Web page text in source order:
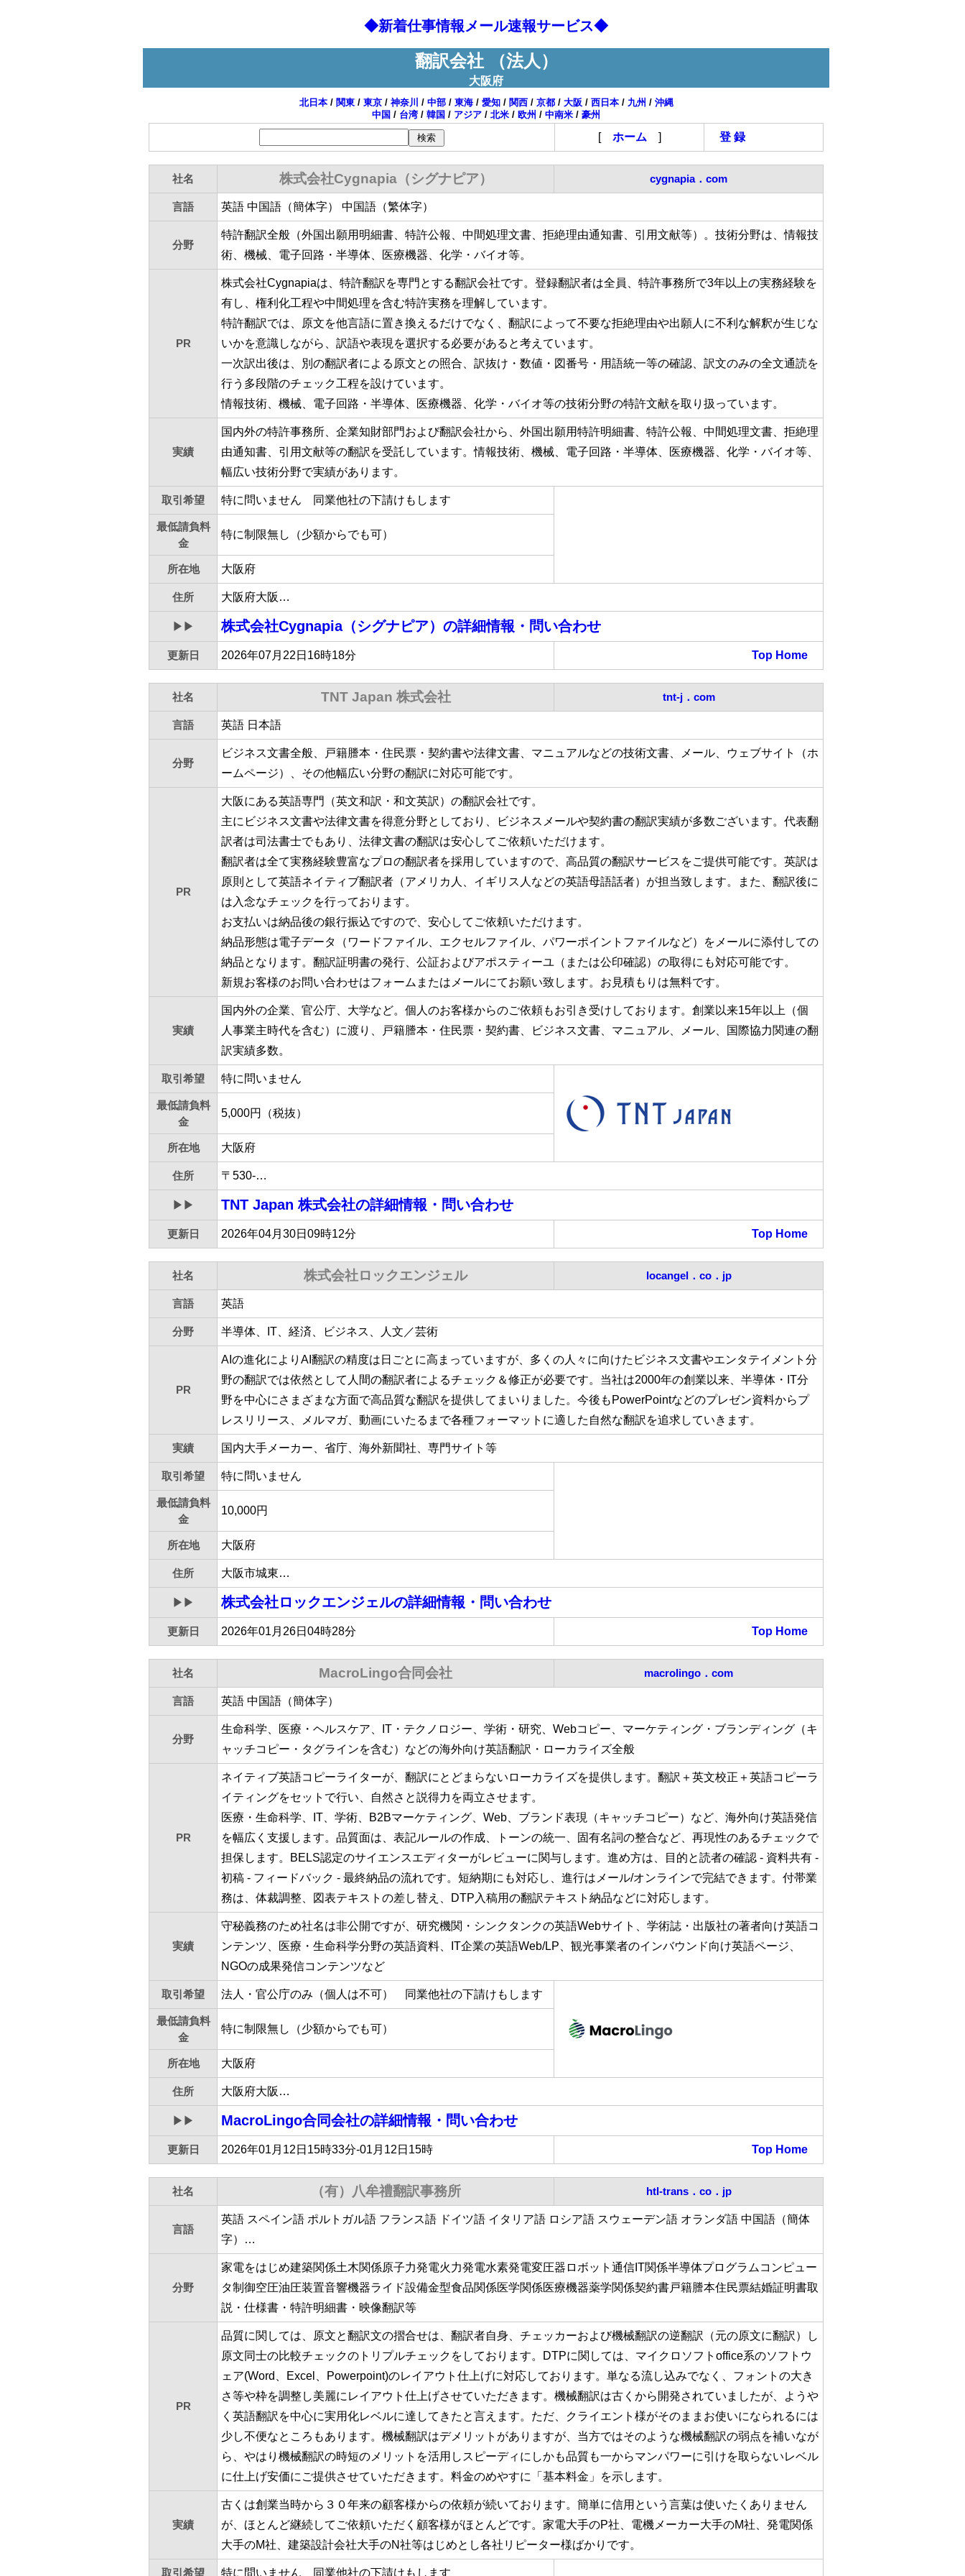
◆新着仕事情報メール速報サービス◆
翻訳会社 （法人）
大阪府
北日本/ 関東/ 東京/ 神奈川 / 中部/ 東海/ 愛知/ 関西/ 京都/ 大阪 / 西日本/ 九州 / 沖縄
中国 / 台湾 / 韓国 / アジア / 北米 / 欧州 / 中南米 / 豪州
[ ホーム ] 登 録
社名 株式会社Cygnapia（シグナピア） cygnapia．com
言語 英語 中国語（簡体字） 中国語（繁体字）
分野
特許翻訳全般（外国出願用明細書、特許公報、中間処理文書、拒絶理由通知書、引用文献等）。技術分野は、情報技
術、機械、電子回路・半導体、医療機器、化学・バイオ等。
PR
株式会社Cygnapiaは、特許翻訳を専門とする翻訳会社です。登録翻訳者は全員、特許事務所で3年以上の実務経験を
有し、権利化工程や中間処理を含む特許実務を理解しています。
特許翻訳では、原文を他言語に置き換えるだけでなく、翻訳によって不要な拒絶理由や出願人に不利な解釈が生じな
いかを意識しながら、訳語や表現を選択する必要があると考えています。
一次訳出後は、別の翻訳者による原文との照合、訳抜け・数値・図番号・用語統一等の確認、訳文のみの全文通読を
行う多段階のチェック工程を設けています。
情報技術、機械、電子回路・半導体、医療機器、化学・バイオ等の技術分野の特許文献を取り扱っています。
実績
国内外の特許事務所、企業知財部門および翻訳会社から、外国出願用特許明細書、特許公報、中間処理文書、拒絶理
由通知書、引用文献等の翻訳を受託しています。情報技術、機械、電子回路・半導体、医療機器、化学・バイオ等、
幅広い技術分野で実績があります。
取引希望 特に問いません 同業他社の下請けもします
最低請負料
金
特に制限無し（少額からでも可）
所在地 大阪府
住所 大阪府大阪…
▶▶ 株式会社Cygnapia（シグナピア） の詳細情報・問い合わせ
更新日 2026年07月22日16時18分 Top Home
社名 TNT Japan 株式会社 tnt-j．com
言語 英語 日本語
分野
ビジネス文書全般、戸籍謄本・住民票・契約書や法律文書、マニュアルなどの技術文書、メール、ウェブサイト（ホ
ームページ）、その他幅広い分野の翻訳に対応可能です。
PR
大阪にある英語専門（英文和訳・和文英訳）の翻訳会社です。
主にビジネス文書や法律文書を得意分野としており、ビジネスメールや契約書の翻訳実績が多数ございます。代表翻
訳者は司法書士でもあり、法律文書の翻訳は安心してご依頼いただけます。
翻訳者は全て実務経験豊富なプロの翻訳者を採用していますので、高品質の翻訳サービスをご提供可能です。英訳は
原則として英語ネイティブ翻訳者（アメリカ人、イギリス人などの英語母語話者）が担当致します。また、翻訳後に
は入念なチェックを行っております。
お支払いは納品後の銀行振込ですので、安心してご依頼いただけます。
納品形態は電子データ（ワードファイル、エクセルファイル、パワーポイントファイルなど）をメールに添付しての
納品となります。翻訳証明書の発行、公証およびアポスティーユ（または公印確認）の取得にも対応可能です。
新規お客様のお問い合わせはフォームまたはメールにてお願い致します。お見積もりは無料です。
実績
国内外の企業、官公庁、大学など。個人のお客様からのご依頼もお引き受けしております。創業以来15年以上（個
人事業主時代を含む）に渡り、戸籍謄本・住民票・契約書、ビジネス文書、マニュアル、メール、国際協力関連の翻
訳実績多数。
取引希望 特に問いません
最低請負料
金
5,000円（税抜）
所在地 大阪府
住所 〒530-…
▶▶ TNT Japan 株式会社の詳細情報・問い合わせ
更新日 2026年04月30日09時12分 Top Home
社名 株式会社ロックエンジェル locangel．co．jp
言語 英語
分野 半導体、IT、経済、ビジネス、人文／芸術
PR
AIの進化によりAI翻訳の精度は日ごとに高まっていますが、多くの人々に向けたビジネス文書やエンタテイメント分
野の翻訳では依然として人間の翻訳者によるチェック＆修正が必要です。当社は2000年の創業以来、半導体・IT分
野を中心にさまざまな方面で高品質な翻訳を提供してまいりました。今後もPowerPointなどのプレゼン資料からプ
レスリリース、メルマガ、動画にいたるまで各種フォーマットに適した自然な翻訳を追求していきます。
実績 国内大手メーカー、省庁、海外新聞社、専門サイト等
取引希望 特に問いません
最低請負料
金
10,000円
所在地 大阪府
住所 大阪市城東…
▶▶ 株式会社ロックエンジェルの詳細情報・問い合わせ
更新日 2026年01月26日04時28分 Top Home
社名 MacroLingo合同会社 macrolingo．com
言語 英語 中国語（簡体字）
分野
生命科学、医療・ヘルスケア、IT・テクノロジー、学術・研究、Webコピー、マーケティング・ブランディング（キ
ャッチコピー・タグラインを含む）などの海外向け英語翻訳・ローカライズ全般
PR
ネイティブ英語コピーライターが、翻訳にとどまらないローカライズを提供します。翻訳＋英文校正＋英語コピーラ
イティングをセットで行い、自然さと説得力を両立させます。
医療・生命科学、IT、学術、B2Bマーケティング、Web、ブランド表現（キャッチコピー）など、海外向け英語発信
を幅広く支援します。品質面は、表記ルールの作成、トーンの統一、固有名詞の整合など、再現性のあるチェックで
担保します。BELS認定のサイエンスエディターがレビューに関与します。進め方は、目的と読者の確認 - 資料共有 -
初稿 - フィードバック - 最終納品の流れです。短納期にも対応し、進行はメール/オンラインで完結できます。付帯業
務は、体裁調整、図表テキストの差し替え、DTP入稿用の翻訳テキスト納品などに対応します。
実績
守秘義務のため社名は非公開ですが、研究機関・シンクタンクの英語Webサイト、学術誌・出版社の著者向け英語コ
ンテンツ、医療・生命科学分野の英語資料、IT企業の英語Web/LP、観光事業者のインバウンド向け英語ページ、
NGOの成果発信コンテンツなど
取引希望 法人・官公庁のみ（個人は不可） 同業他社の下請けもします
最低請負料
金
特に制限無し（少額からでも可）
所在地 大阪府
住所 大阪府大阪…
▶▶ MacroLingo合同会社の詳細情報・問い合わせ
更新日 2026年01月12日15時33分-01月12日15時 Top Home
社名 （有）八牟禮翻訳事務所 htl-trans．co．jp
言語
英語 スペイン語 ポルトガル語 フランス語 ドイツ語 イタリア語 ロシア語 スウェーデン語 オランダ語 中国語（簡体
字）…
分野
家電をはじめ建築関係土木関係原子力発電火力発電水素発電変圧器ロボット通信IT関係半導体プログラムコンピュー
タ制御空圧油圧装置音響機器ライド設備金型食品関係医学関係医療機器薬学関係契約書戸籍謄本住民票結婚証明書取
説・仕様書・特許明細書・映像翻訳等
PR
品質に関しては、原文と翻訳文の摺合せは、翻訳者自身、チェッカーおよび機械翻訳の逆翻訳（元の原文に翻訳）し
原文同士の比較チェックのトリプルチェックをしております。DTPに関しては、マイクロソフトoffice系のソフトウ
ェア(Word、Excel、Powerpoint)のレイアウト仕上げに対応しております。単なる流し込みでなく、フォントの大き
さ等や枠を調整し美麗にレイアウト仕上げさせていただきます。機械翻訳は古くから開発されていましたが、ようや
く英語翻訳を中心に実用化レベルに達してきたと言えます。ただ、クライエント様がそのままお使いになられるには
少し不便なところもあります。機械翻訳はデメリットがありますが、当方ではそのような機械翻訳の弱点を補いなが
ら、やはり機械翻訳の時短のメリットを活用しスピーディにしかも品質も一からマンパワーに引けを取らないレベル
に仕上げ安価にご提供させていただきます。料金のめやすに「基本料金」を示します。
実績
古くは創業当時から３０年来の顧客様からの依頼が続いております。簡単に信用という言葉は使いたくありません
が、ほとんど継続してご依頼いただく顧客様がほとんどです。家電大手のP社、電機メーカー大手のM社、発電関係
大手のM社、建築設計会社大手のN社等はじめとし各社リピーター様ばかりです。
取引希望 特に問いません 同業他社の下請けもします